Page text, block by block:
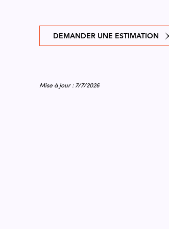
DEMANDER UNE ESTIMATION
Mise à jour : 7/7/2026